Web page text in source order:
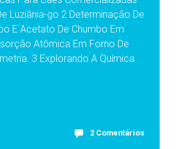
Luziânia-go 2 Determinação De
E Acetato De Chumbo Em
Atômica Em Forno De
3 Explorando A Química
2 Comentários